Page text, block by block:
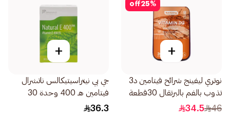
25%
off
+
نوتري ليفينج شرائح فيتامين د3
تذوب بالفم بالبرتقال 30قطعة
46
34.5
+
جي بي نيتراسيتيكالس ناتشرال
فيتامين هـ 400 وحدة 30
كبسولة
36.3